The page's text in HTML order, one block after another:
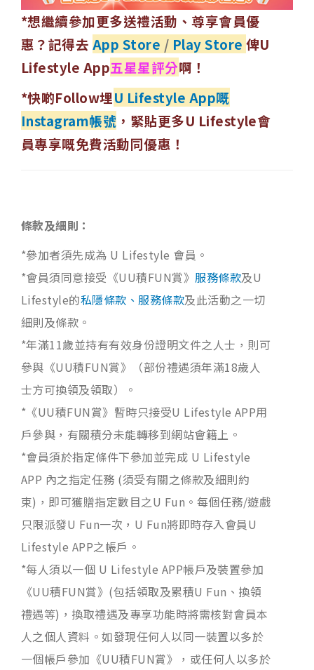
*想繼續參加更多送禮活動、尊享會員優
惠？記得去 App Store / Play Store 俾U
Lifestyle App五星星評分啊！
*快啲Follow埋U Lifestyle App嘅
Instagram帳號 ，緊貼更多U Lifestyle會
員專享嘅免費活動同優惠！
條款及細則：
*參加者須先成為 U Lifestyle 會員。
*會員須同意接受《UU積FUN賞》服務條款及U
Lifestyle的私隱條款、服務條款及此活動之一切
細則及條款。
*年滿11歲並持有有效身份證明文件之人士，則可
參與《UU積FUN賞》（部份禮遇須年滿18歲人
士方可換領及領取）。
*《UU積FUN賞》暫時只接受U Lifestyle APP用
戶參與，有關積分未能轉移到網站會籍上。
*會員須於指定條件下參加並完成 U Lifestyle
APP 內之指定任務 (須受有關之條款及細則約
束)，即可獲贈指定數目之U Fun。每個任務/遊戲
只限派發U Fun一次，U Fun將即時存入會員U
Lifestyle APP之帳戶。
*每人須以一個 U Lifestyle APP帳戶及裝置參加
《UU積FUN賞》(包括領取及累積U Fun、換領
禮遇等)，換取禮遇及專享功能時將需核對會員本
人之個人資料。如發現任何人以同一裝置以多於
一個帳戶參加《UU積FUN賞》，或任何人以多於